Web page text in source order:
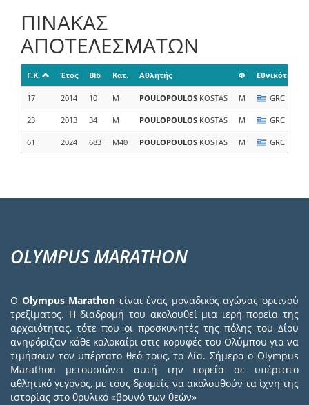
ΠΙΝΑΚΑΣ
ΑΠΟΤΕΛΕΣΜΑΤΩΝ
Γ.Κ. Έτος Bib Κατ. Αθλητής Φ Εθνικότητα
17 2014 10 M POULOPOULOS KOSTAS M GRC
23 2013 34 M POULOPOULOS KOSTAS M GRC
61 2024 683 M40 POULOPOULOS KOSTAS M GRC
OLYMPUS MARATHON
Ο Olympus Marathon είναι ένας μοναδικός αγώνας ορεινού
τρεξίματος. Η διαδρομή του ακολουθεί μια ιερή πορεία της
αρχαιότητας, τότε που οι προσκυνητές της πόλης του Δίου
ανηφόριζαν κάθε καλοκαίρι στις κορυφές του Ολύμπου για να
τιμήσουν τον υπέρτατο θεό τους, το Δία. Σήμερα ο Olympus
Marathon μετουσιώνει αυτή την πορεία σε υπέρτατο
αθλητικό γεγονός, με τους δρομείς να ακολουθούν τα ίχνη της
ιστορίας στο θρυλικό «βουνό των θεών»